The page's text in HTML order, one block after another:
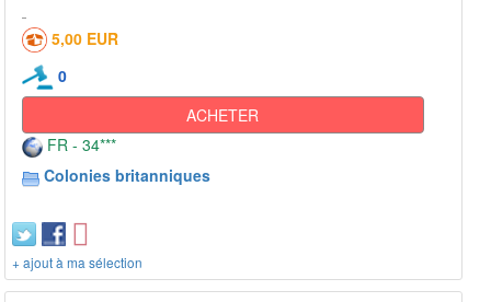
5,00 EUR
0
ACHETER
FR - 34***
Colonies britanniques
+ ajout à ma sélection